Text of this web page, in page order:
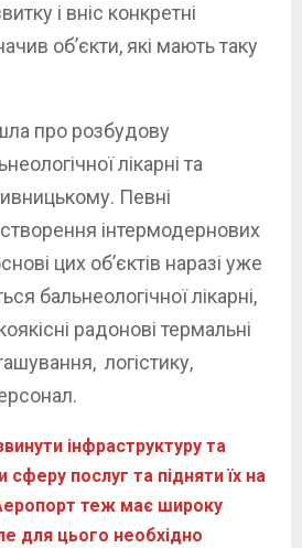
і вніс конкретні
об’єкти, які мають таку
про розбудову
лікарні та
Певні
інтермодернових
цих об’єктів наразі уже
бальнеологічної лікарні,
радонові термальні
логістику,
інфраструктуру та
сферу послуг та підняти їх на
теж має широку
для цього необхідно